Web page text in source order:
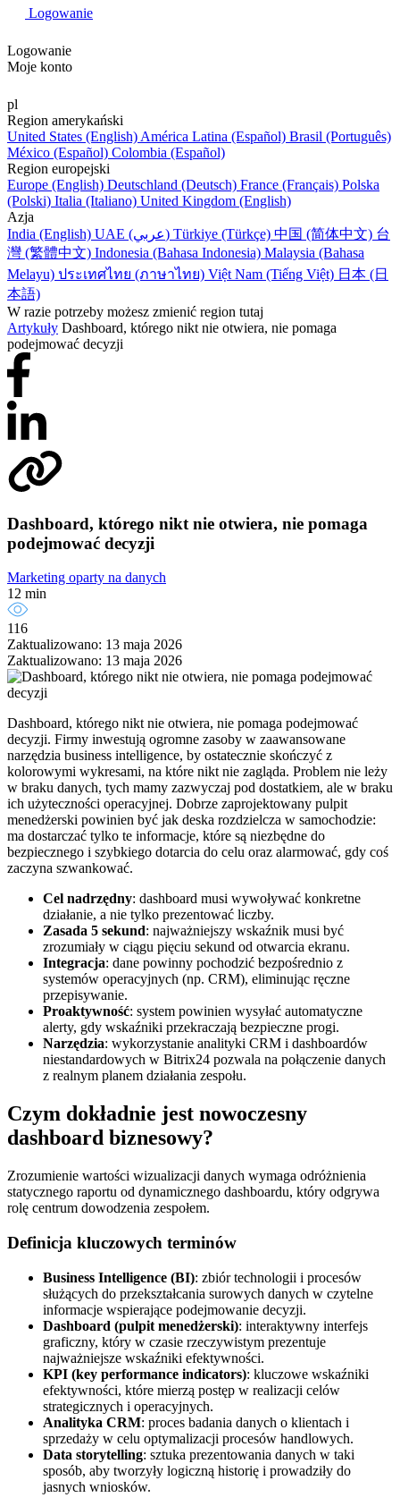
Logowanie
Logowanie
Moje konto
pl
Region amerykański
United States (English) América Latina (Español) Brasil (Português)
México (Español) Colombia (Español)
Region europejski
Europe (English) Deutschland (Deutsch) France (Français) Polska
(Polski) Italia (Italiano) United Kingdom (English)
Azja
India (English)
UAE (عربي) Türkiye (Türkçe) 中国 (简体中文) 台
灣 (繁體中文) Indonesia (Bahasa Indonesia) Malaysia (Bahasa
Melayu) ประเทศไทย (ภาษาไทย) Việt Nam (Tiếng Việt) 日本 (日
本語)
W razie potrzeby możesz zmienić region tutaj
Artykuły Dashboard, którego nikt nie otwiera, nie pomaga
podejmować decyzji
Dashboard, którego nikt nie otwiera, nie pomaga
podejmować decyzji
Marketing oparty na danych
12 min
116
Zaktualizowano: 13 maja 2026
Zaktualizowano: 13 maja 2026
Dashboard, którego nikt nie otwiera, nie pomaga podejmować
decyzji. Firmy inwestują ogromne zasoby w zaawansowane
narzędzia business intelligence, by ostatecznie skończyć z
kolorowymi wykresami, na które nikt nie zagląda. Problem nie leży
w braku danych, tych mamy zazwyczaj pod dostatkiem, ale w braku
ich użyteczności operacyjnej. Dobrze zaprojektowany pulpit
menedżerski powinien być jak deska rozdzielcza w samochodzie:
ma dostarczać tylko te informacje, które są niezbędne do
bezpiecznego i szybkiego dotarcia do celu oraz alarmować, gdy coś
zaczyna szwankować.
Cel nadrzędny: dashboard musi wywoływać konkretne
działanie, a nie tylko prezentować liczby.
Zasada 5 sekund: najważniejszy wskaźnik musi być
zrozumiały w ciągu pięciu sekund od otwarcia ekranu.
Integracja: dane powinny pochodzić bezpośrednio z
systemów operacyjnych (np. CRM), eliminując ręczne
przepisywanie.
Proaktywność: system powinien wysyłać automatyczne
alerty, gdy wskaźniki przekraczają bezpieczne progi.
Narzędzia: wykorzystanie analityki CRM i dashboardów
niestandardowych w Bitrix24 pozwala na połączenie danych
z realnym planem działania zespołu.
Czym dokładnie jest nowoczesny
dashboard biznesowy?
Zrozumienie wartości wizualizacji danych wymaga odróżnienia
statycznego raportu od dynamicznego dashboardu, który odgrywa
rolę centrum dowodzenia zespołem.
Definicja kluczowych terminów
Business Intelligence (BI): zbiór technologii i procesów
służących do przekształcania surowych danych w czytelne
informacje wspierające podejmowanie decyzji.
Dashboard (pulpit menedżerski): interaktywny interfejs
graficzny, który w czasie rzeczywistym prezentuje
najważniejsze wskaźniki efektywności.
KPI (key performance indicators): kluczowe wskaźniki
efektywności, które mierzą postęp w realizacji celów
strategicznych i operacyjnych.
Analityka CRM: proces badania danych o klientach i
sprzedaży w celu optymalizacji procesów handlowych.
Data storytelling: sztuka prezentowania danych w taki
sposób, aby tworzyły logiczną historię i prowadziły do
jasnych wniosków.